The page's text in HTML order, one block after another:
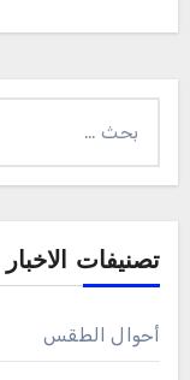
عن:
تصنيفات الاخبار
أحوال الطقس